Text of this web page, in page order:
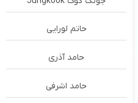
حاتم لورایی
حامد آذری
حامد اشرفی